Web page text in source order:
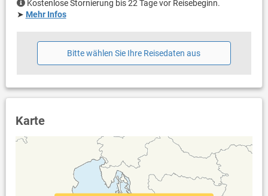
Parkplatz beim Haus
Swimmingpool (50 m²)
Bettwäsche vorhanden
Handtücher vorhanden
Kostenlose Stornierung bis 22 Tage vor Reisebeginn.
➤ Mehr Infos
Bitte wählen Sie Ihre Reisedaten aus
Karte